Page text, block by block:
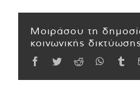
Μοιράσου τη
κοινωνικής
Facebook
TwitterReddit